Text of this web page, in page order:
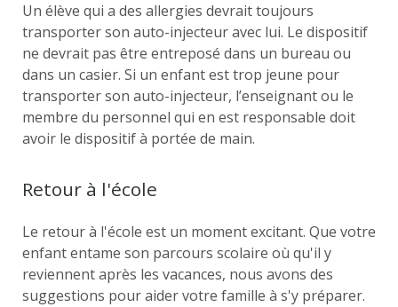
Un élève qui a des allergies devrait toujours
transporter son auto-injecteur avec lui. Le dispositif
ne devrait pas être entreposé dans un bureau ou
dans un casier. Si un enfant est trop jeune pour
transporter son auto-injecteur, l’enseignant ou le
membre du personnel qui en est responsable doit
avoir le dispositif à portée de main.
Retour à l'école
Le retour à l'école est un moment excitant. Que votre
enfant entame son parcours scolaire où qu'il y
reviennent après les vacances, nous avons des
suggestions pour aider votre famille à s'y préparer.